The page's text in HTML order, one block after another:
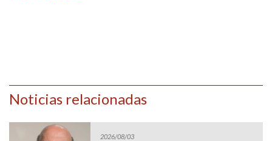
Noticias relacionadas
2026/08/03